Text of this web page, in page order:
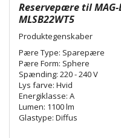
Reservepære til MAG-
MLSB22WT5
Produktegenskaber
Pære Type: Sparepære
Pære Form: Sphere
Spænding: 220 - 240 V
Lys farve: Hvid
Energiklasse: A
Lumen: 1100 lm
Glastype: Diffus